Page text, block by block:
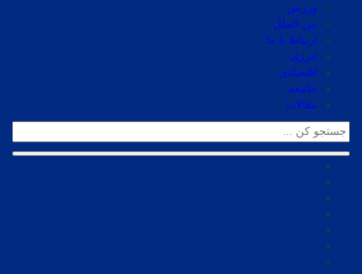
ورزش
بین الملل
ارتباط با ما
انرژی
اقتصادی
جامعه
مقالات